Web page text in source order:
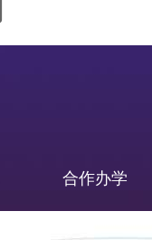
合作办学